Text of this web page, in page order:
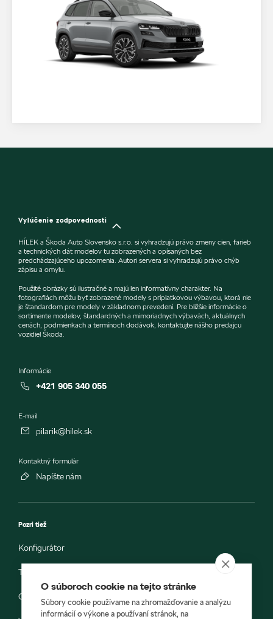
Vylúčenie zodpovednosti
HÍLEK a Škoda Auto Slovensko s.r.o. si vyhradzujú právo zmeny cien, farieb
a technických dát modelov tu zobrazených a opísaných bez
predchádzajúceho upozornenia. Autori servera si vyhradzujú právo chýb
zápisu a omylu.
Použité obrázky sú ilustračné a majú len informatívny charakter. Na
fotografiách môžu byť zobrazené modely s príplatkovou výbavou, ktorá nie
je štandardom pre modely v základnom prevedení. Pre bližšie informácie o
sortimente modelov, štandardných a mimoriadnych výbavách, aktuálnych
cenách, podmienkach a termínoch dodávok, kontaktujte nášho predajcu
vozidiel Škoda.
Informácie
+421 905 340 055
E-mail
pilarik@hilek.sk
Kontaktný formulár
Napíšte nám
Pozri tiež
Konfigurátor
Testovacia jazda
Objednávka do servisu
O súboroch cookie na tejto stránke
Súbory cookie používame na zhromažďovanie a analýzu
informácií o výkone a používaní stránok, na